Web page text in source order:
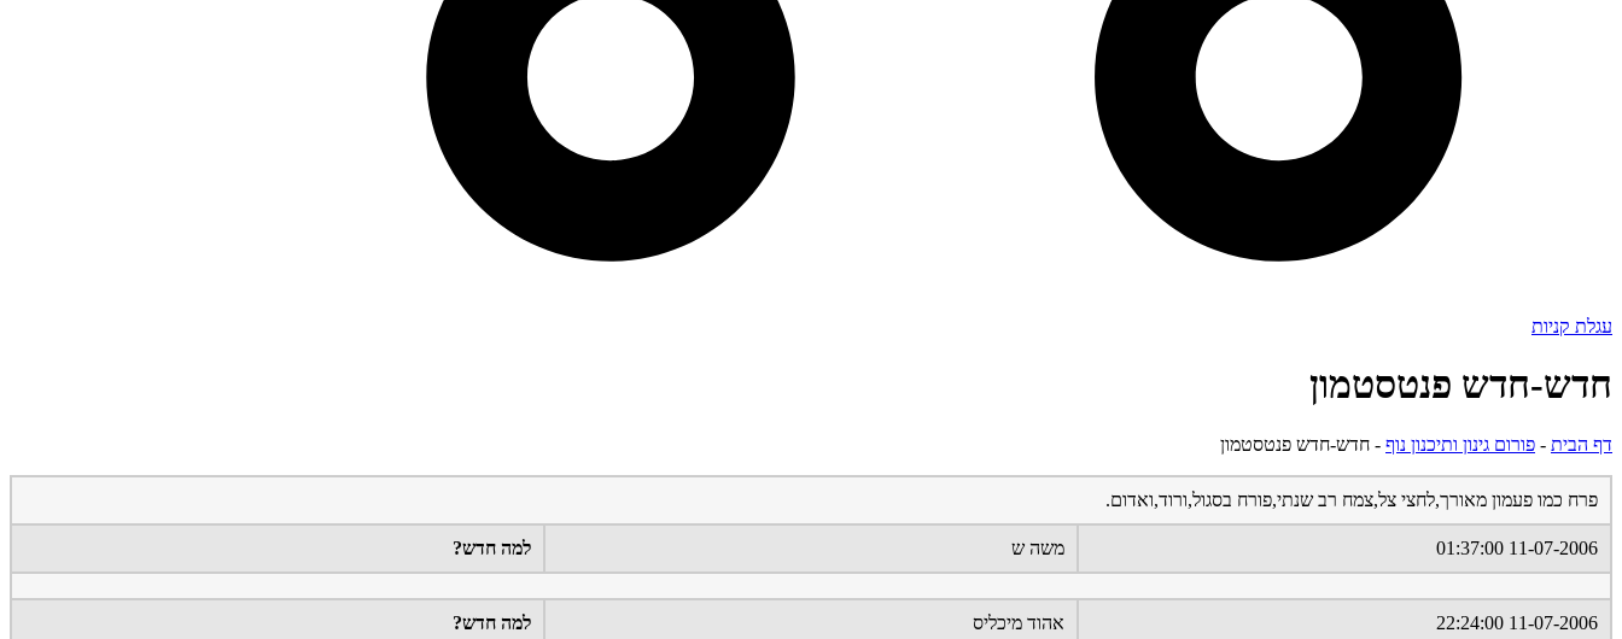
עגלת קניות
חדש-חדש פנטסטמון
דף הבית - פורום גינון ותיכנון נוף - חדש-חדש פנטסטמון
פרח כמו פעמון מאורך,לחצי צל,צמח רב שנתי,פורח בסגול,ורוד,ואדום.
11-07-2006 01:37:00 משה ש למה חדש?
11-07-2006 22:24:00 אהוד מיכליס למה חדש?